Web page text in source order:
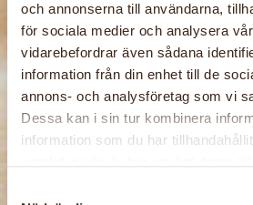
och annonserna till användarna,
för sociala medier och analysera
vidarebefordrar även sådana
information från din enhet till de
annons- och analysföretag som vi
Dessa kan i sin tur kombinera
information som du har
Bandvävning
Lär dig väva band på flera
bandgrind, bandvävstol, och
utförs i en särskild liten ram,